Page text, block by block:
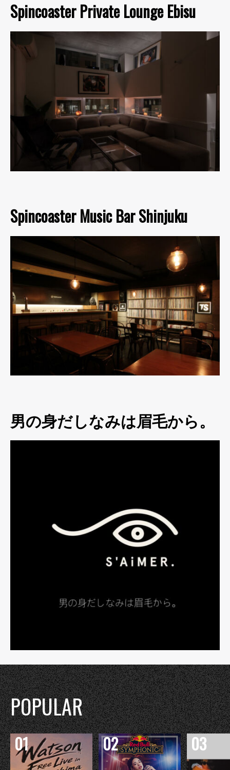
Spincoaster Private Lounge Ebisu
Spincoaster Music Bar Shinjuku
男の身だしなみは眉毛から。
POPULAR